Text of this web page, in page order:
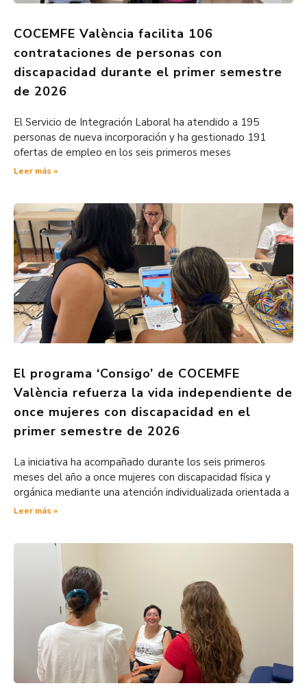
COCEMFE València facilita 106
contrataciones de personas con
discapacidad durante el primer semestre
de 2026
El Servicio de Integración Laboral ha atendido a 195
personas de nueva incorporación y ha gestionado 191
ofertas de empleo en los seis primeros meses
Leer más »
El programa ‘Consigo’ de COCEMFE
València refuerza la vida independiente de
once mujeres con discapacidad en el
primer semestre de 2026
La iniciativa ha acompañado durante los seis primeros
meses del año a once mujeres con discapacidad física y
orgánica mediante una atención individualizada orientada a
Leer más »